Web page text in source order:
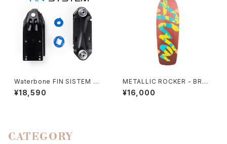
Waterbone FIN SISTEM サ
ーフアダプター レールアダプタ
ー
¥18,590
METALLIC ROCKER - BRON
ZE
¥16,000
CATEGORY